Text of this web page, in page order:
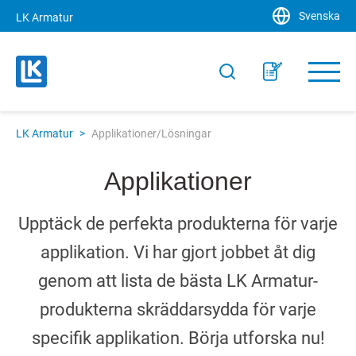
LK Armatur Svenska
LK Armatur > Applikationer/Lösningar
Applikationer
Upptäck de perfekta produkterna för varje
applikation. Vi har gjort jobbet åt dig
genom att lista de bästa LK Armatur-
produkterna skräddarsydda för varje